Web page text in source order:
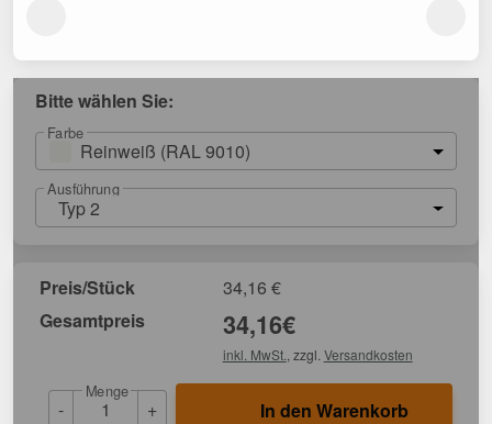
Bitte wählen Sie:
Farbe
Reinweiß (RAL 9010)
Ausführung
Typ 2
Preis/Stück 34,16 €
Gesamtpreis
34,16€
inkl. MwSt. , zzgl. Versandkosten
-
Menge
+ In den Warenkorb